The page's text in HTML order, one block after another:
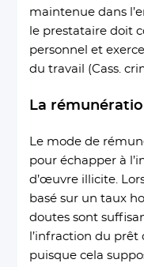
maintenue dans
le prestataire doit
personnel et
du travail (Cass.
La
Le mode de
pour échapper à
d’œuvre illicite.
basé sur un taux
doutes sont
l’infraction du
puisque cela